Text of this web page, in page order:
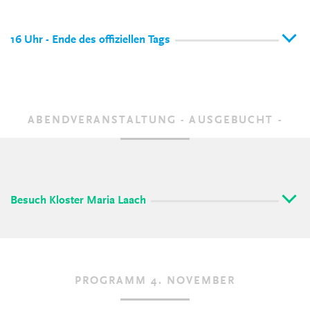
16 Uhr - Ende des offiziellen Tags
ABENDVERANSTALTUNG - AUSGEBUCHT -
Besuch Kloster Maria Laach
PROGRAMM 4. NOVEMBER